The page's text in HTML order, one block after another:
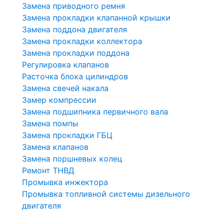
Замена приводного ремня
Замена прокладки клапанной крышки
Замена поддона двигателя
Замена прокладки коллектора
Замена прокладки поддона
Регулировка клапанов
Расточка блока цилиндров
Замена свечей накала
Замер компрессии
Замена подшипника первичного вала
Замена помпы
Замена прокладки ГБЦ
Замена клапанов
Замена поршневых колец
Ремонт ТНВД
Промывка инжектора
Промывка топливной системы дизельного
двигателя